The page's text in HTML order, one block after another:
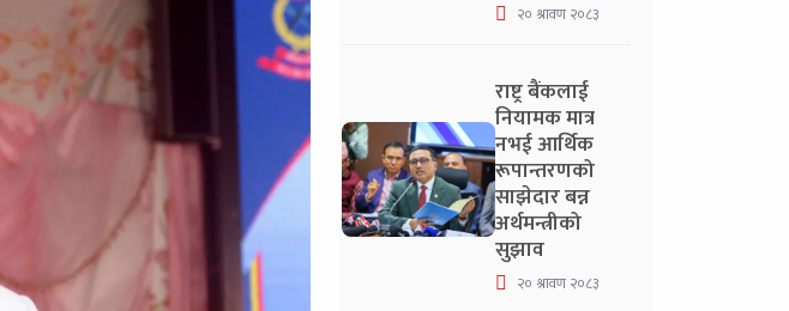
२० श्रावण २०८३
राष्ट्र बैंकलाई
नियामक मात्र
नभई आर्थिक
रूपान्तरणको
साझेदार बन्न
अर्थमन्त्रीको
सुझाव
२० श्रावण २०८३